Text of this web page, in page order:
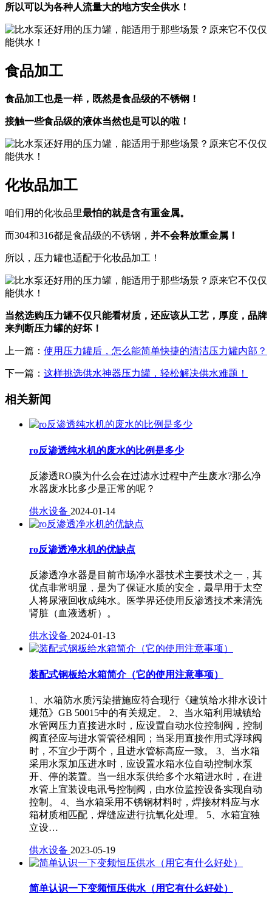
所以可以为各种人流量大的地方安全供水！
食品加工
食品加工也是一样，既然是食品级的不锈钢！
接触一些食品级的液体当然也是可以的啦！
化妆品加工
咱们用的化妆品里最怕的就是含有重金属。
而304和316都是食品级的不锈钢， 并不会释放重金属！
所以，压力罐也适配于化妆品加工！
当然选购压力罐不仅只能看材质，还应该从工艺，厚度，品牌
来判断压力罐的好坏！
上一篇： 使用压力罐后，怎么能简单快捷的清洁压力罐内部？
下一篇： 这样挑选供水神器压力罐，轻松解决供水难题！
相关新闻
ro反渗透纯水机的废水的比例是多少
反渗透RO膜为什么会在过滤水过程中产生废水?那么净
水器废水比多少是正常的呢？
供水设备 2024-01-14
ro反渗透净水机的优缺点
反渗透净水器是目前市场净水器技术主要技术之一，其
优点非常明显，是为了保证水质的安全，最早用于太空
人将尿液回收成纯水。医学界还使用反渗透技术来清洗
肾脏（血液透析）。
供水设备 2024-01-13
装配式钢板给水箱简介（它的使用注意事项）
1、水箱防水质污染措施应符合现行《建筑给水排水设计
规范》GB 50015中的有关规定。 2、当水箱利用城镇给
水管网压力直接进水时，应设置自动水位控制阀，控制
阀直径应与进水管管径相同；当采用直接作用式浮球阀
时，不宜少于两个，且进水管标高应一致。 3、当水箱
采用水泵加压进水时，应设置水箱水位自动控制水泵
开、停的装置。当一组水泵供给多个水箱进水时，在进
水管上宜装设电讯号控制阀，由水位监控设备实现自动
控制。 4、当水箱采用不锈钢材料时，焊接材料应与水
箱材质相匹配，焊缝应进行抗氧化处理。 5、水箱宜独
立设…
供水设备 2023-05-19
简单认识一下变频恒压供水（用它有什么好处）